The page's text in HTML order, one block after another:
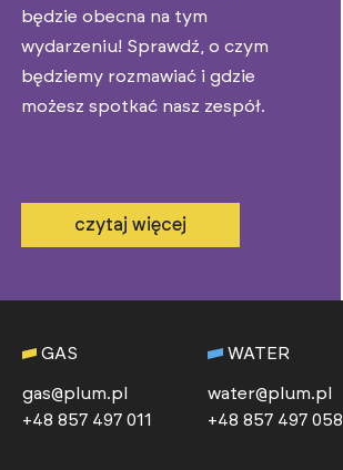
będzie obecna na tym
wydarzeniu! Sprawdź, o czym
będziemy rozmawiać i gdzie
możesz spotkać nasz zespół.
czytaj więcej
GAS
gas@plum.pl
+48 857 497 011
WATER
water@plum.pl
+48 857 497 058